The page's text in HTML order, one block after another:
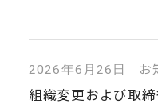
2026年6月26日 お
組織変更および取